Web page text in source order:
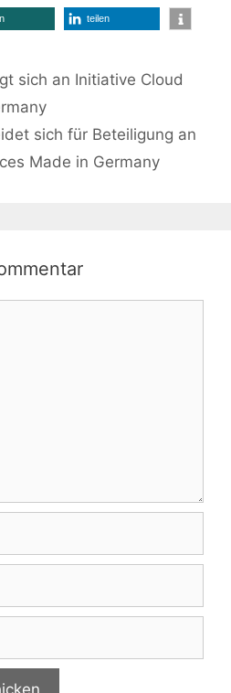
teilen
sich an Initiative Cloud
sich für Beteiligung an
Made in Germany